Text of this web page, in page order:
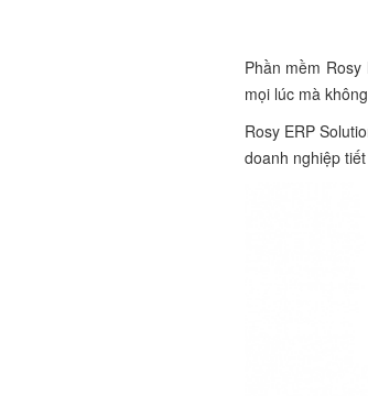
Phần mềm
mọi lúc mà
Rosy ERP
doanh nghiệp